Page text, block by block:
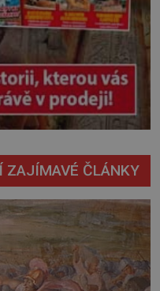
ZAJÍMAVÉ ČLÁNKY